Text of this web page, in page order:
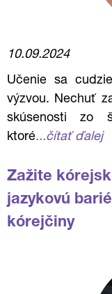
10.09.2024
Učenie sa
výzvou. Nechuť
skúsenosti zo
ktoré...čítať ďalej
Zažite
jazykovú
kórejčiny